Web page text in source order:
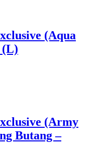
(Aqua
(L)
(Army
Butang –